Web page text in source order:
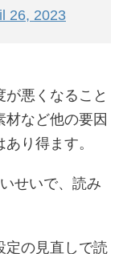
26, 2023
が悪くなること
材など他の要因
り得ます。
せいで、読み
定の見直しで読